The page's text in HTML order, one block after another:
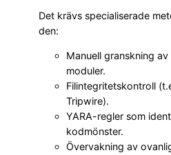
Det krävs specialiserade
den:
Manuell granskning
moduler.
Filintegritetskontroll
Tripwire).
YARA-regler som
kodmönster.
Övervakning av